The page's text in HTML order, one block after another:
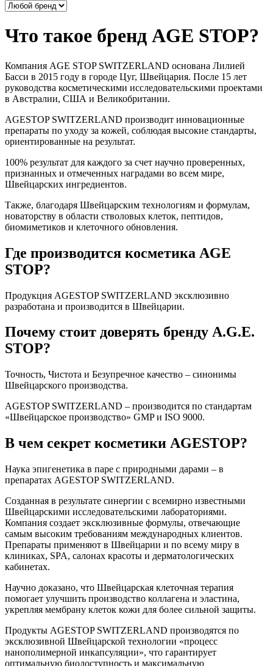
Что такое бренд AGE STOP?
Компания AGE STOP SWITZERLAND основана Лилией
Басси в 2015 году в городе Цуг, Швейцария. После 15 лет
руководства косметическими исследовательскими проектами
в Австралии, США и Великобритании.
AGESTOP SWITZERLAND производит инновационные
препараты по уходу за кожей, соблюдая высокие стандарты,
ориентированные на результат.
100% результат для каждого за счет научно проверенных,
признанных и отмеченных наградами во всем мире,
Швейцарских ингредиентов.
Также, благодаря Швейцарским технологиям и формулам,
новаторству в области стволовых клеток, пептидов,
биомиметиков и клеточного обновления.
Где производится косметика AGE
STOP?
Продукция AGESTOP SWITZERLAND эксклюзивно
разработана и производится в Швейцарии.
Почему стоит доверять бренду A.G.E.
STOP?
Точность, Чистота и Безупречное качество – синонимы
Швейцарского производства.
AGESTOP SWITZERLAND – производится по стандартам
«Швейцарское производство» GMP и ISO 9000.
В чем секрет косметики AGESTOP?
Наука эпигенетика в паре с природными дарами – в
препаратах AGESTOP SWITZERLAND.
Созданная в результате синергии с всемирно известными
Швейцарскими исследовательскими лабораториями.
Компания создает эксклюзивные формулы, отвечающие
самым высоким требованиям международных клиентов.
Препараты применяют в Швейцарии и по всему миру в
клиниках, SPA, салонах красоты и дерматологических
кабинетах.
Научно доказано, что Швейцарская клеточная терапия
помогает улучшить производство коллагена и эластина,
укрепляя мембрану клеток кожи для более сильной защиты.
Продукты AGESTOP SWITZERLAND производятся по
эксклюзивной Швейцарской технологии «процесс
нанополимерной инкапсуляции», что гарантирует
оптимальную биодоступность и максимальную